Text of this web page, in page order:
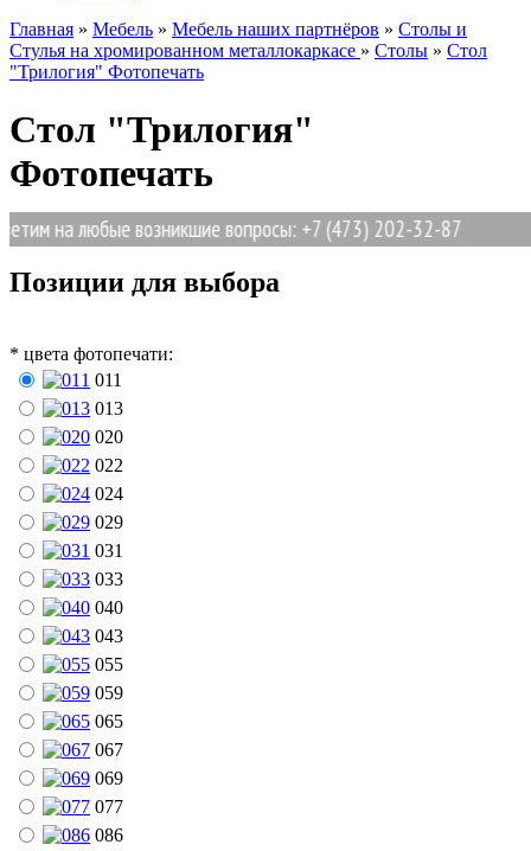
на любые возникшие вопросы: +7 (473) 202-32-87
Главная » Мебель » Мебель наших партнёров » Столы и
Стулья на хромированном металлокаркасе » Столы » Стол
"Трилогия" Фотопечать
Стол "Трилогия"
Фотопечать
Позиции для выбора
* цвета фотопечати:
011
013
020
022
024
029
031
033
040
043
055
059
065
067
069
077
086